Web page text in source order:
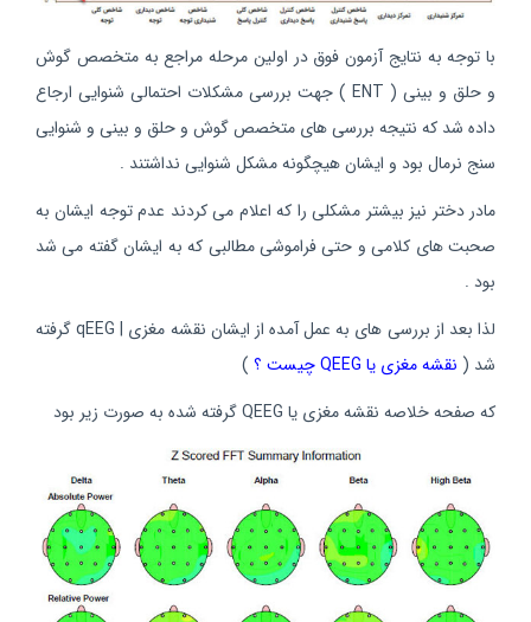
با توجه به نتایج آزمون فوق در اولین مرحله مراجع به متخصص گوش
و حلق و بینی ( ENT ) جهت بررسی مشکلات احتمالی شنوایی ارجاع
داده شد که نتیجه بررسی های متخصص گوش و حلق و بینی و شنوایی
سنج نرمال بود و ایشان هیچگونه مشکل شنوایی نداشتند .
مادر دختر نیز بیشتر مشکلی را که اعلام می کردند عدم توجه ایشان به
صحبت های کلامی و حتی فراموشی مطالبی که به ایشان گفته می شد
بود .
لذا بعد از بررسی های به عمل آمده از ایشان نقشه مغزی | qEEG گرفته
شد ( نقشه مغزی یا QEEG چیست ؟
)
که صفحه خلاصه نقشه مغزی یا QEEG گرفته شده به صورت زیر بود